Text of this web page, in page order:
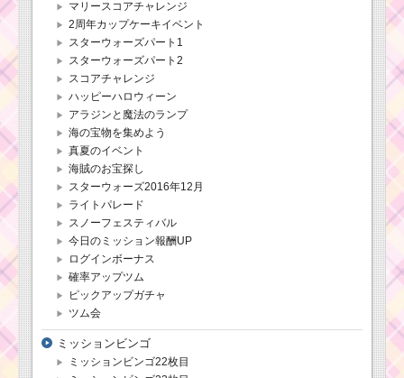
マリースコアチャレンジ
2周年カップケーキイベント
スターウォーズパート1
スターウォーズパート2
スコアチャレンジ
ハッピーハロウィーン
アラジンと魔法のランプ
海の宝物を集めよう
真夏のイベント
海賊のお宝探し
スターウォーズ2016年12月
ライトパレード
スノーフェスティバル
今日のミッション報酬UP
ログインボーナス
確率アップツム
ピックアップガチャ
ツム会
ミッションビンゴ
ミッションビンゴ22枚目